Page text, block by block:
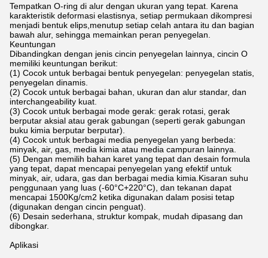
Tempatkan O-ring di alur dengan ukuran yang tepat. Karena
karakteristik deformasi elastisnya, setiap permukaan dikompresi
menjadi bentuk elips,menutup setiap celah antara itu dan bagian
bawah alur, sehingga memainkan peran penyegelan.
Keuntungan
Dibandingkan dengan jenis cincin penyegelan lainnya, cincin O
memiliki keuntungan berikut:
(1) Cocok untuk berbagai bentuk penyegelan: penyegelan statis,
penyegelan dinamis.
(2) Cocok untuk berbagai bahan, ukuran dan alur standar, dan
interchangeability kuat.
(3) Cocok untuk berbagai mode gerak: gerak rotasi, gerak
berputar aksial atau gerak gabungan (seperti gerak gabungan
buku kimia berputar berputar).
(4) Cocok untuk berbagai media penyegelan yang berbeda:
minyak, air, gas, media kimia atau media campuran lainnya.
(5) Dengan memilih bahan karet yang tepat dan desain formula
yang tepat, dapat mencapai penyegelan yang efektif untuk
minyak, air, udara, gas dan berbagai media kimia.Kisaran suhu
penggunaan yang luas (-60°C+220°C), dan tekanan dapat
mencapai 1500Kg/cm2 ketika digunakan dalam posisi tetap
(digunakan dengan cincin penguat).
(6) Desain sederhana, struktur kompak, mudah dipasang dan
dibongkar.
Aplikasi